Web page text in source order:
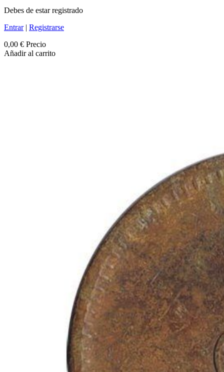
Debes de estar registrado
Entrar| Registrarse
0,00 € Precio
Añadir al carrito